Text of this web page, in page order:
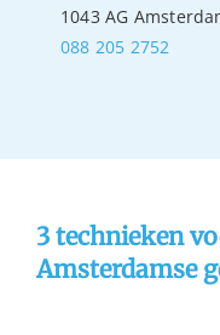
1043 AG
088 205 2752
3 technieken
Amsterdamse